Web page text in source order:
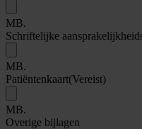
MB.
Schriftelijke
MB.
Patiëntenkaart(Vereist)
MB.
Overige bijlagen